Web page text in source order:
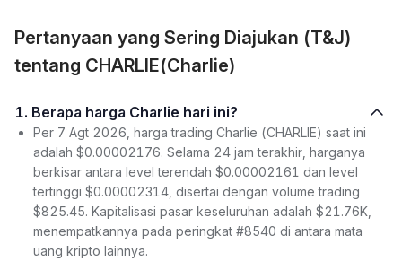
Pertanyaan yang Sering Diajukan (T&J)
tentang CHARLIE(Charlie)
1. Berapa harga Charlie hari ini?
Per 7 Agt 2026, harga trading Charlie (CHARLIE) saat ini
adalah $0.00002176. Selama 24 jam terakhir, harganya
berkisar antara level terendah $0.00002161 dan level
tertinggi $0.00002314, disertai dengan volume trading
$825.45. Kapitalisasi pasar keseluruhan adalah $21.76K,
menempatkannya pada peringkat #8540 di antara mata
uang kripto lainnya.